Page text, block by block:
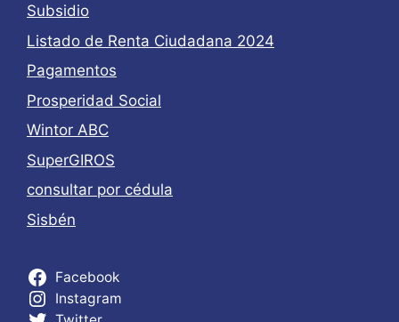
Subsidio
Listado de Renta Ciudadana 2024
Pagamentos
Prosperidad Social
Wintor ABC
SuperGIROS
consultar por cédula
Sisbén
Facebook
Instagram